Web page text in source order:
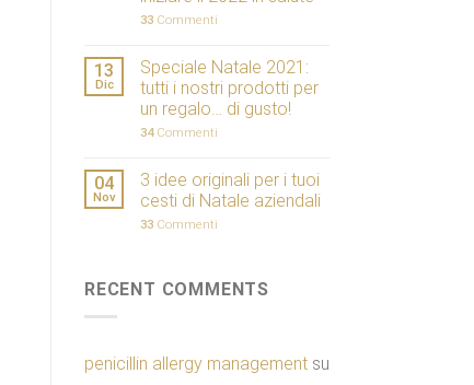
33 Commenti
13
Dic
Speciale Natale 2021:
tutti i nostri prodotti per
un regalo… di gusto!
34Commenti
04
Nov
3 idee originali per i tuoi
cesti di Natale aziendali
33 Commenti
RECENT COMMENTS
penicillin allergy management su